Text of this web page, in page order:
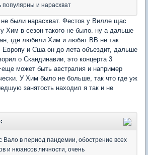
популярны и нарасхват
были нарасхват. Фестов у Вилле щас
Хим в сезон такого не было. ну а дальше
где любили Хим и любят ВВ не так
Европу и Сша он до лета объездит, дальше
о Скандинавии, это концерта 3
может быть австралия и например
У Хим было не больше, так что где уж
занятость находил я так и не
Вало в период пандемии, обострение всех
и нюансов личности, очень